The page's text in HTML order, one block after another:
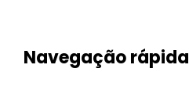
Navegação rápida